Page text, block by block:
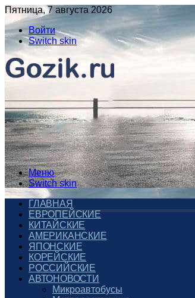
Пятница, 7 августа 2026
Войти
Switch skin
Меню
Switch skin
ГЛАВНАЯ
ЕВРОПЕЙСКИЕ
КИТАЙСКИЕ
АМЕРИКАНСКИЕ
ЯПОНСКИЕ
КОРЕЙСКИЕ
РОССИЙСКИЕ
АВТОНОВОСТИ
Микроавтобусы